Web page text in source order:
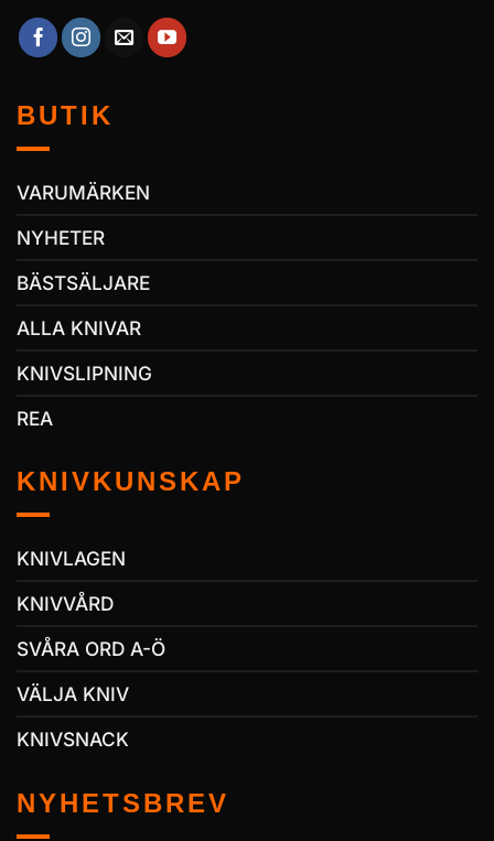
BUTIK
VARUMÄRKEN
NYHETER
BÄSTSÄLJARE
ALLA KNIVAR
KNIVSLIPNING
REA
KNIVKUNSKAP
KNIVLAGEN
KNIVVÅRD
SVÅRA ORD A-Ö
VÄLJA KNIV
KNIVSNACK
NYHETSBREV